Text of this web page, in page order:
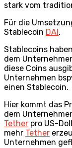
stark vom
Für die
Stablecoin DAI .
Stablecoins
dem
diese Coins
Unternehmen
einen Stablecoin.
Hier kommt das
dem
Tether pro US-
mehr Tether
Unternehmen